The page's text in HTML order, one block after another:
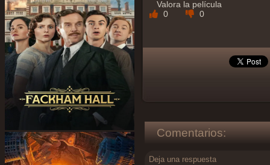
Valora la película
0
0
Comentarios:
Deja una respuesta